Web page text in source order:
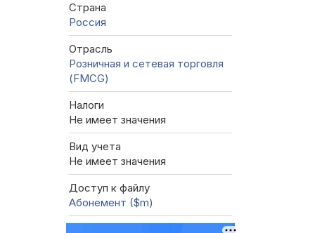
Страна
Россия
Отрасль
Розничная и сетевая торговля
(FMCG)
Налоги
Не имеет значения
Вид учета
Не имеет значения
Доступ к файлу
Абонемент ($m)